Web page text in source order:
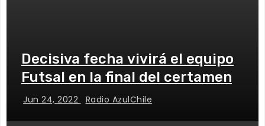
Decisiva fecha vivirá el equipo
Futsal en la final del certamen
Jun 24, 2022 Radio AzulChile